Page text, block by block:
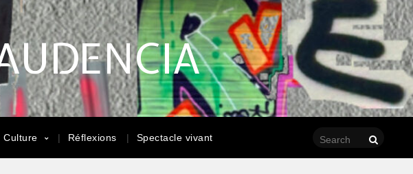
Culture Réflexions Spectacle vivant